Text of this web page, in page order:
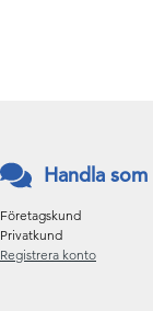
Handla som
Företagskund
Privatkund
Registrera konto